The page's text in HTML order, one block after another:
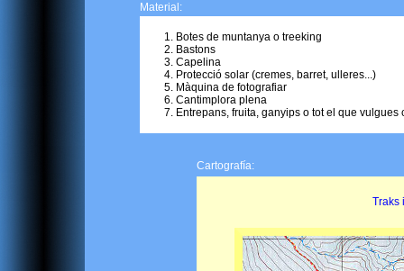
Material:
Botes de muntanya o treeking
Bastons
Capelina
Protecció solar (cremes, barret, ulleres...)
Màquina de fotografiar
Cantimplora plena
Entrepans, fruita, ganyips o tot el que vulgues
Cartografía:
Traks